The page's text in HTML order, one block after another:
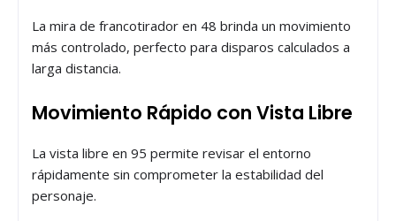
La mira de francotirador en 48 brinda un movimiento
más controlado, perfecto para disparos calculados a
larga distancia.
Movimiento Rápido con Vista Libre
La vista libre en 95 permite revisar el entorno
rápidamente sin comprometer la estabilidad del
personaje.